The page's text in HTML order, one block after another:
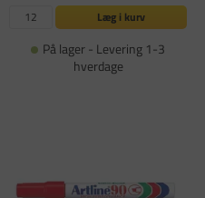
Læg i kurv
På lager - Levering 1-3
hverdage